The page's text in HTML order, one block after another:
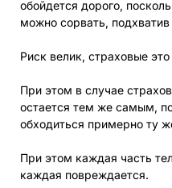
обойдется дорого,
можно сорвать, подхватив
Риск велик, страховые
При этом в случае
остается тем же самым,
обходиться примерно ту
При этом каждая часть
каждая повреждается.